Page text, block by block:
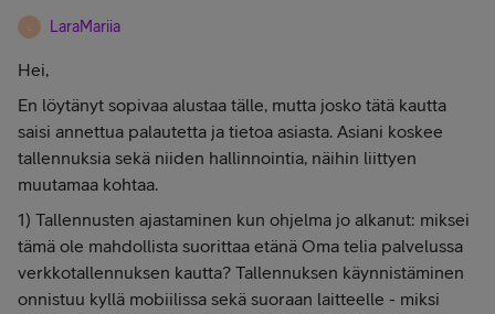
LaraMariia
Hei,
En löytänyt sopivaa alustaa tälle, mutta josko tätä kautta
saisi annettua palautetta ja tietoa asiasta. Asiani koskee
tallennuksia sekä niiden hallinnointia, näihin liittyen
muutamaa kohtaa.
1) Tallennusten ajastaminen kun ohjelma jo alkanut: miksei
tämä ole mahdollista suorittaa etänä Oma telia palvelussa
verkkotallennuksen kautta? Tallennuksen käynnistäminen
onnistuu kyllä mobiilissa sekä suoraan laitteelle - miksi